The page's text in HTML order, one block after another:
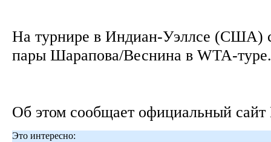
На турнире в Индиан-Уэллсе (США)
пары Шарапова/Веснина в WTA-
Об этом сообщает официальный
Это интересно: